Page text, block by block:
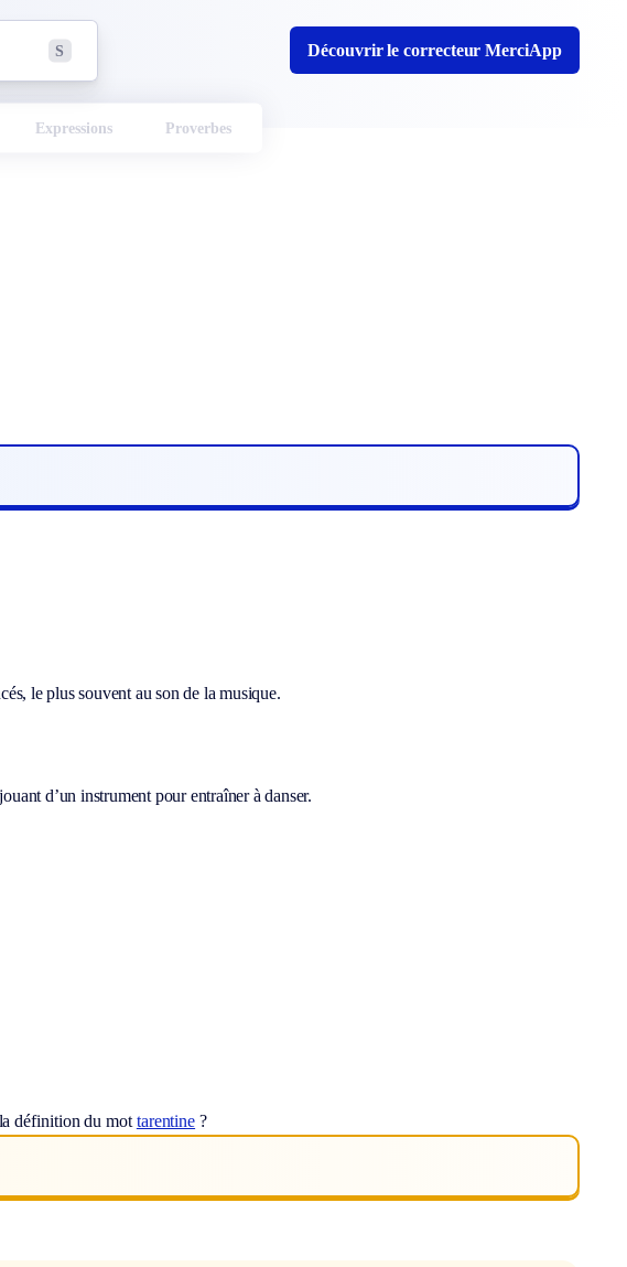
S Découvrir le correcteur MerciApp
Expressions Proverbes
le plus souvent au son de la musique.
d’un instrument pour entraîner à danser.
définition du mottarentine ?